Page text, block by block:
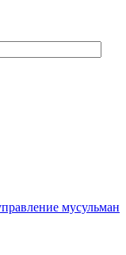
мусульман